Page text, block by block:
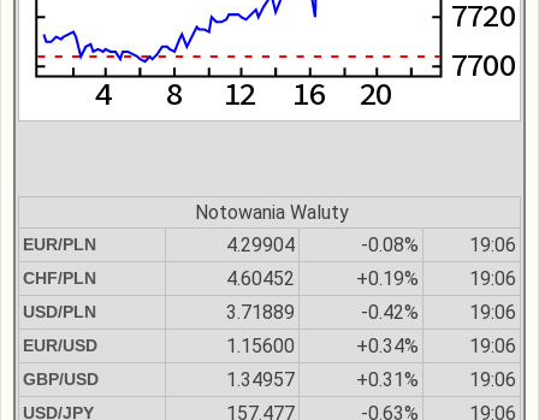
Notowania Waluty
EUR/PLN 4.29904 -0.08% 19:06
CHF/PLN 4.60452 +0.19% 19:06
USD/PLN 3.71889 -0.42% 19:06
EUR/USD 1.15600 +0.34% 19:06
GBP/USD 1.34957 +0.31% 19:06
USD/JPY 157.477 -0.63% 19:06